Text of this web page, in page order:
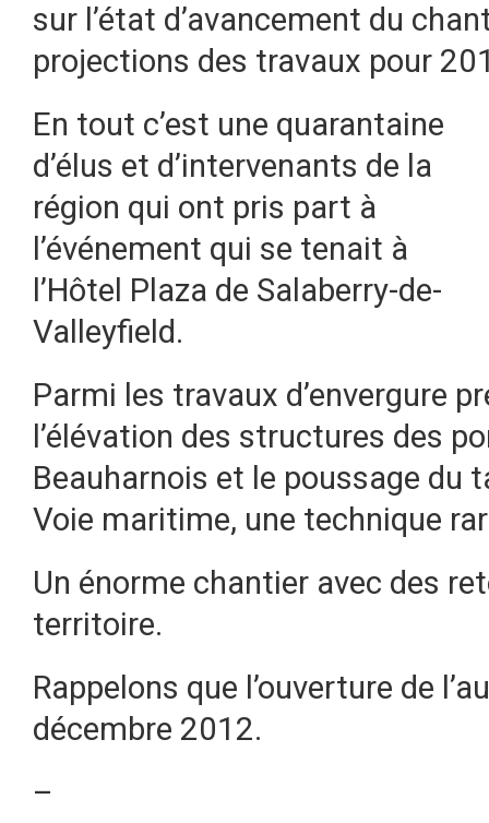
sur l’état d’avancement du
projections des travaux pour
En tout c’est une quarantaine
d’élus et d’intervenants de la
région qui ont pris part à
l’événement qui se tenait à
l’Hôtel Plaza de Salaberry-de-
Valleyfield.
Parmi les travaux d’envergure
l’élévation des structures des
Beauharnois et le poussage du
Voie maritime, une technique
Un énorme chantier avec des
territoire.
Rappelons que l’ouverture de
décembre 2012.
–